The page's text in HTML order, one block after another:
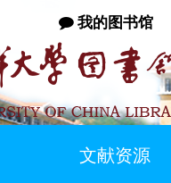
我的图书馆
文献资源